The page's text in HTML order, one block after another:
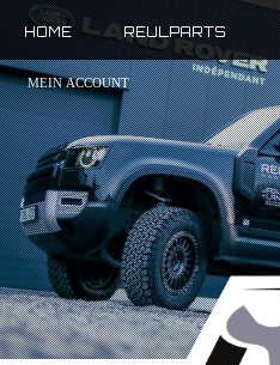
HOME REULPARTS
MEIN ACCOUNT